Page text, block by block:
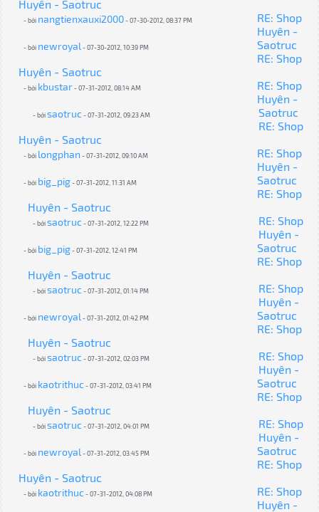
Huyên - Saotruc
- bởi nangtienxauxi2000- 07-30-2012, 08:37 PM
RE: Shop
Huyên -
Saotruc
- bởi newroyal- 07-30-2012, 10:39 PM
RE: Shop
Huyên - Saotruc
- bởi kbustar- 07-31-2012, 08:14 AM
RE: Shop
Huyên -
Saotruc
- bởisaotruc- 07-31-2012, 09:23 AM
RE: Shop
Huyên - Saotruc
- bởi longphan - 07-31-2012, 09:10 AM
RE: Shop
Huyên -
Saotruc
- bởi big_pig- 07-31-2012, 11:31 AM
RE: Shop
Huyên - Saotruc
- bởisaotruc- 07-31-2012, 12:22 PM
RE: Shop
Huyên -
Saotruc
- bởi big_pig- 07-31-2012, 12:41 PM
RE: Shop
Huyên - Saotruc
- bởisaotruc- 07-31-2012, 01:14 PM
RE: Shop
Huyên -
Saotruc
- bởi newroyal- 07-31-2012, 01:42 PM
RE: Shop
Huyên - Saotruc
- bởisaotruc- 07-31-2012, 02:03 PM
RE: Shop
Huyên -
Saotruc
- bởi kaotrithuc- 07-31-2012, 03:41 PM
RE: Shop
Huyên - Saotruc
- bởisaotruc- 07-31-2012, 04:01 PM
RE: Shop
Huyên -
Saotruc
- bởi newroyal- 07-31-2012, 03:45 PM
RE: Shop
Huyên - Saotruc
- bởi kaotrithuc- 07-31-2012, 04:08 PM
RE: Shop
Huyên -